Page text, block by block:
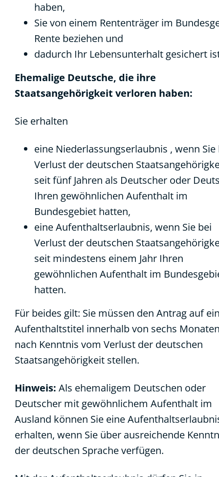
haben,
Sie von einem Rententräger im
Rente beziehen und
dadurch Ihr Lebensunterhalt gesichert
Ehemalige Deutsche, die ihre
Staatsangehörigkeit verloren haben:
Sie erhalten
eine Niederlassungserlaubnis , wenn Sie
Verlust der deutschen
seit fünf Jahren als Deutscher oder
Ihren gewöhnlichen Aufenthalt im
Bundesgebiet hatten,
eine Aufenthaltserlaubnis, wenn Sie bei
Verlust der deutschen
seit mindestens einem Jahr Ihren
gewöhnlichen Aufenthalt im
hatten.
Für beides gilt: Sie müssen den Antrag auf
Aufenthaltstitel innerhalb von sechs
nach Kenntnis vom Verlust der deutschen
Staatsangehörigkeit stellen.
Hinweis: Als ehemaligem Deutschen oder
Deutscher mit gewöhnlichem Aufenthalt im
Ausland können Sie eine
erhalten, wenn Sie über ausreichende
der deutschen Sprache verfügen.